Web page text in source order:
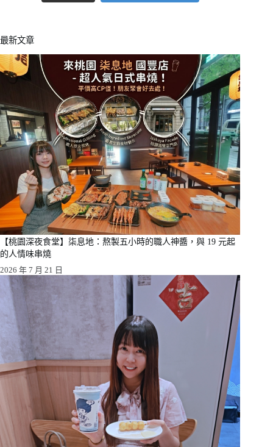
最新文章
【桃園深夜食堂】柒息地：熬製五小時的職人神醬，與 19 元起
的人情味串燒
2026 年 7 月 21 日